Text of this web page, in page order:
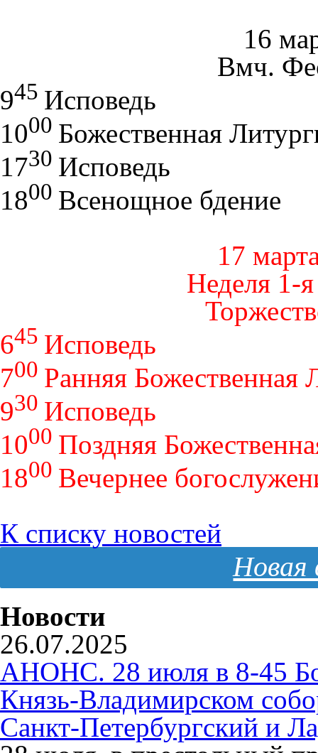
16
Вмч.
945 Исповедь
1000 Божественная
1730 Исповедь
1800 Всенощное бдение
17
Неделя 1-
645 Исповедь
700 Ранняя Божественная
930 Исповедь
1000 Поздняя
1800 Вечернее
К списку новостей
Новая
Новости
26.07.2025
АНОНС. 28 июля в 8-45
Князь-Владимирском
Санкт-Петербургский и